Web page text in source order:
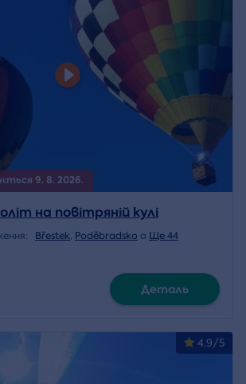
9. 8. 2026.
на повітряній кулі
Břestek, Poděbradsko a Ще 44
Деталь
4.9/5